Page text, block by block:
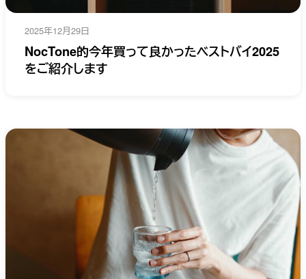
2025年12月29日
NocTone的今年買って良かったベストバイ2025
をご紹介します